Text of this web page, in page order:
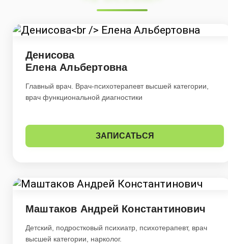
Денисова
Елена Альбертовна
Главный врач. Врач-психотерапевт высшей категории,
врач функциональной диагностики
ЗАПИСАТЬСЯ
Маштаков Андрей Константинович
Детский, подростковый психиатр, психотерапевт, врач
высшей категории, нарколог.